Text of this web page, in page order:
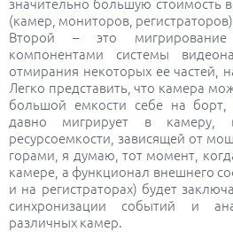
(камер, мониторов,
Второй – это
компонентами системы
отмирания некоторых ее частей,
Легко представить, что камера
большой емкости себе на борт,
давно мигрирует в
ресурсоемкости, зависящей от
горами, я думаю, тот момент,
камере, а функционал внешнего
и на регистраторах) будет
синхронизации событий и
различных камер.